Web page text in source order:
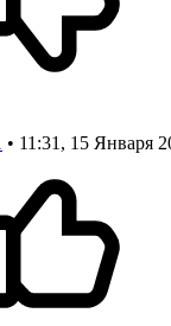
• 11:31, 15 Января